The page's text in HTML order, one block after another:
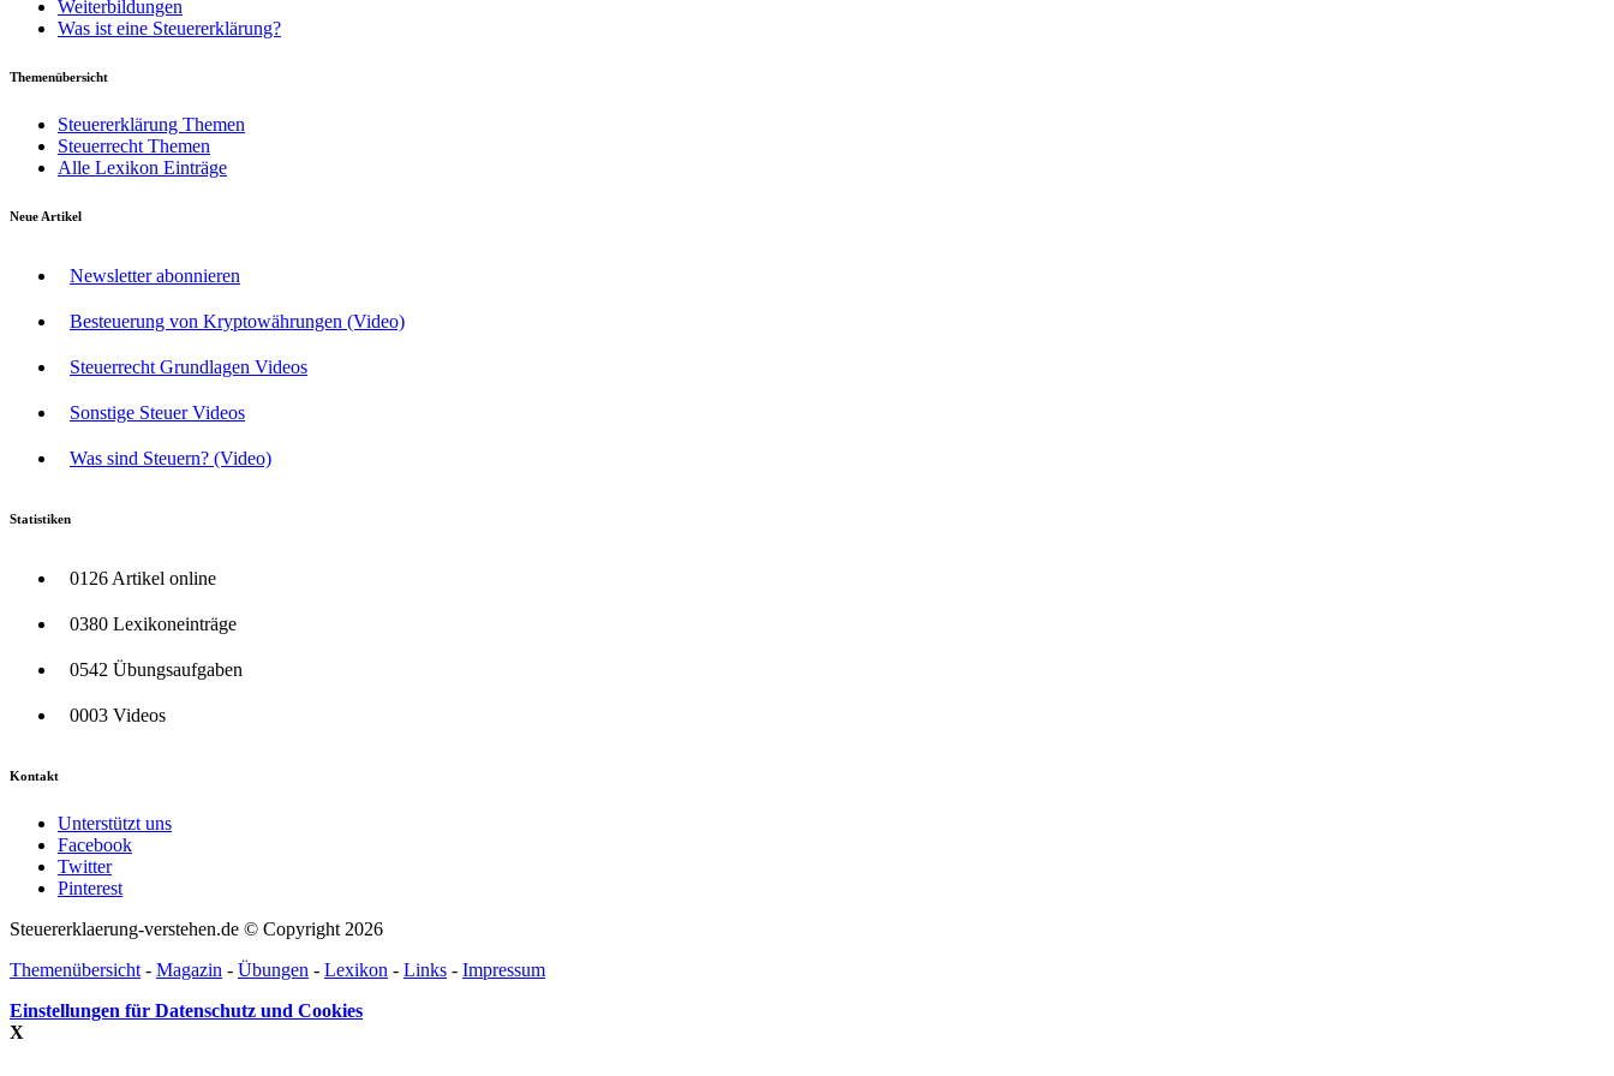
Weiterbildungen
Was ist eine Steuererklärung?
Themenübersicht
Steuererklärung Themen
Steuerrecht Themen
Alle Lexikon Einträge
Neue Artikel
Newsletter abonnieren
Besteuerung von Kryptowährungen (Video)
Steuerrecht Grundlagen Videos
Sonstige Steuer Videos
Was sind Steuern? (Video)
Statistiken
0126 Artikel online
0380 Lexikoneinträge
0542 Übungsaufgaben
0003 Videos
Kontakt
Unterstützt uns
Facebook
Twitter
Pinterest
Steuererklaerung-verstehen.de © Copyright 2026
Themenübersicht - Magazin - Übungen - Lexikon - Links - Impressum
Einstellungen für Datenschutz und Cookies
X